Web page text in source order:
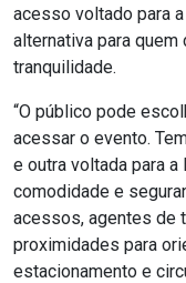
acesso voltado para
alternativa para
tranquilidade.
“O público pode
acessar o evento.
e outra voltada para
comodidade e
acessos, agentes de
proximidades para
estacionamento e